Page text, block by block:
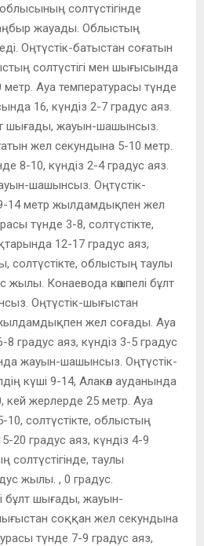
солтүстігінде
жауады. Облыстың
Оңтүстік-батыстан соғатын
солтүстігі мен шығысында
метр. Ауа температурасы түнде
16, күндіз 2-7 градус аяз.
шығады, жауын-шашынсыз.
жел секундына 5-10 метр.
8-10, күндіз 2-4 градус аяз.
шашынсыз. Оңтүстік-
14 метр жылдамдықпен жел
түнде 3-8, солтүстікте,
12-17 градус аяз,
солтүстікте, облыстың таулы
жылы. Конаевода көшпелі бұлт
Оңтүстік-шығыстан
жел соғады. Ауа
градус аяз, күндіз 3-5 градус
жауын-шашынсыз. Оңтүстік-
күші 9-14, Алакөл ауданында
кей жерлерде 25 метр. Ауа
10, солтүстікте, облыстың
20 градус аяз, күндіз 4-9
таулы
жылы. , 0 градус.
бұлт шығады, жауын-
соққан жел секундына
түнде 7-9 градус аяз,